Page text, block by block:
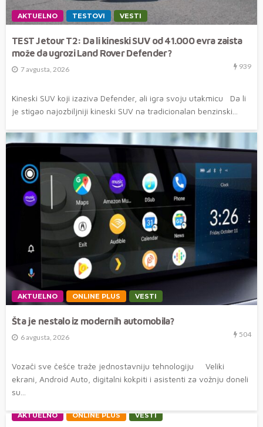
AKTUELNO TESTOVI VESTI
TEST Jetour T2: Da li kineski SUV od 41.000 evra zaista
može da ugrozi Land Rover Defender?
7 avgusta, 2026 939
Kineski SUV koji izaziva Defender, ali igra svoju utakmicu Da li
je stigao najozbiljniji kineski SUV na tradicionalan benzinski...
AKTUELNO ONLINE PLUS VESTI
Šta je nestalo iz modernih automobila?
6 avgusta, 2026 504
Vozači sve češće traže jednostavniju tehnologiju Veliki
ekrani, Android Auto, digitalni kokpiti i asistenti za vožnju doneli
su...
AKTUELNO ONLINE PLUS VESTI